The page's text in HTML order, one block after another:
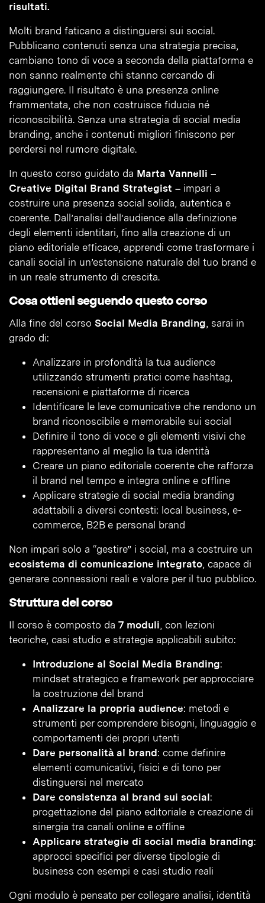
risultati.
Molti brand faticano a distinguersi sui social.
Pubblicano contenuti senza una strategia precisa,
cambiano tono di voce a seconda della piattaforma e
non sanno realmente chi stanno cercando di
raggiungere. Il risultato è una presenza online
frammentata, che non costruisce fiducia né
riconoscibilità. Senza una strategia di social media
branding, anche i contenuti migliori finiscono per
perdersi nel rumore digitale.
In questo corso guidato da Marta Vannelli –
Creative Digital Brand Strategist – impari a
costruire una presenza social solida, autentica e
coerente. Dall’analisi dell’audience alla definizione
degli elementi identitari, fino alla creazione di un
piano editoriale efficace, apprendi come trasformare i
canali social in un’estensione naturale del tuo brand e
in un reale strumento di crescita.
Cosa ottieni seguendo questo corso
Alla fine del corso Social Media Branding, sarai in
grado di:
Analizzare in profondità la tua audience
utilizzando strumenti pratici come hashtag,
recensioni e piattaforme di ricerca
Identificare le leve comunicative che rendono un
brand riconoscibile e memorabile sui social
Definire il tono di voce e gli elementi visivi che
rappresentano al meglio la tua identità
Creare un piano editoriale coerente che rafforza
il brand nel tempo e integra online e offline
Applicare strategie di social media branding
adattabili a diversi contesti: local business, e-
commerce, B2B e personal brand
Non impari solo a “gestire” i social, ma a costruire un
ecosistema di comunicazione integrato, capace di
generare connessioni reali e valore per il tuo pubblico.
Struttura del corso
Il corso è composto da 7 moduli, con lezioni
teoriche, casi studio e strategie applicabili subito:
Introduzione al Social Media Branding:
mindset strategico e framework per approcciare
la costruzione del brand
Analizzare la propria audience: metodi e
strumenti per comprendere bisogni, linguaggio e
comportamenti dei propri utenti
Dare personalità al brand: come definire
elementi comunicativi, fisici e di tono per
distinguersi nel mercato
Dare consistenza al brand sui social:
progettazione del piano editoriale e creazione di
sinergia tra canali online e offline
Applicare strategie di social media branding:
approcci specifici per diverse tipologie di
business con esempi e casi studio reali
Ogni modulo è pensato per collegare analisi, identità